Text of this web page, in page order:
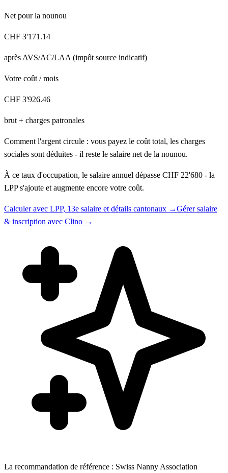
Net pour la nounou
CHF 3'171.14
après AVS/AC/LAA (impôt source indicatif)
Votre coût / mois
CHF 3'926.46
brut + charges patronales
Comment l'argent circule : vous payez le coût total, les charges
sociales sont déduites - il reste le salaire net de la nounou.
À ce taux d'occupation, le salaire annuel dépasse CHF 22'680 - la
LPP s'ajoute et augmente encore votre coût.
Calculer avec LPP, 13e salaire et détails cantonaux →Gérer salaire
& inscription avec Clino →
La recommandation de référence : Swiss Nanny Association